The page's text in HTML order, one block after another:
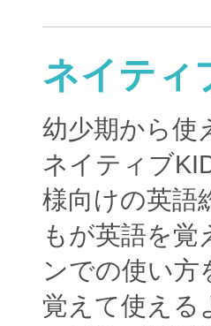
ネイティ
幼少期から使
ネイティブ
様向けの英語
もが英語を
ンでの使い方
覚えて使える